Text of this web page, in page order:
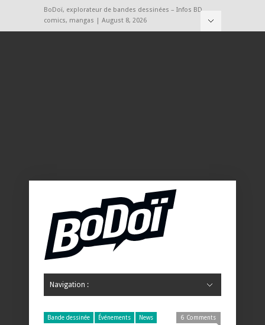
BoDoï, explorateur de bandes dessinées – Infos BD,
comics, mangas | August 8, 2026
Navigation :
Bande dessinée Événements News 6 Comments